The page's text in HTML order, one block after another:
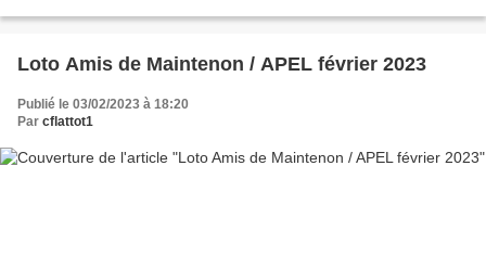
Loto Amis de Maintenon / APEL février 2023
Publié le 03/02/2023 à 18:20
Par cflattot1